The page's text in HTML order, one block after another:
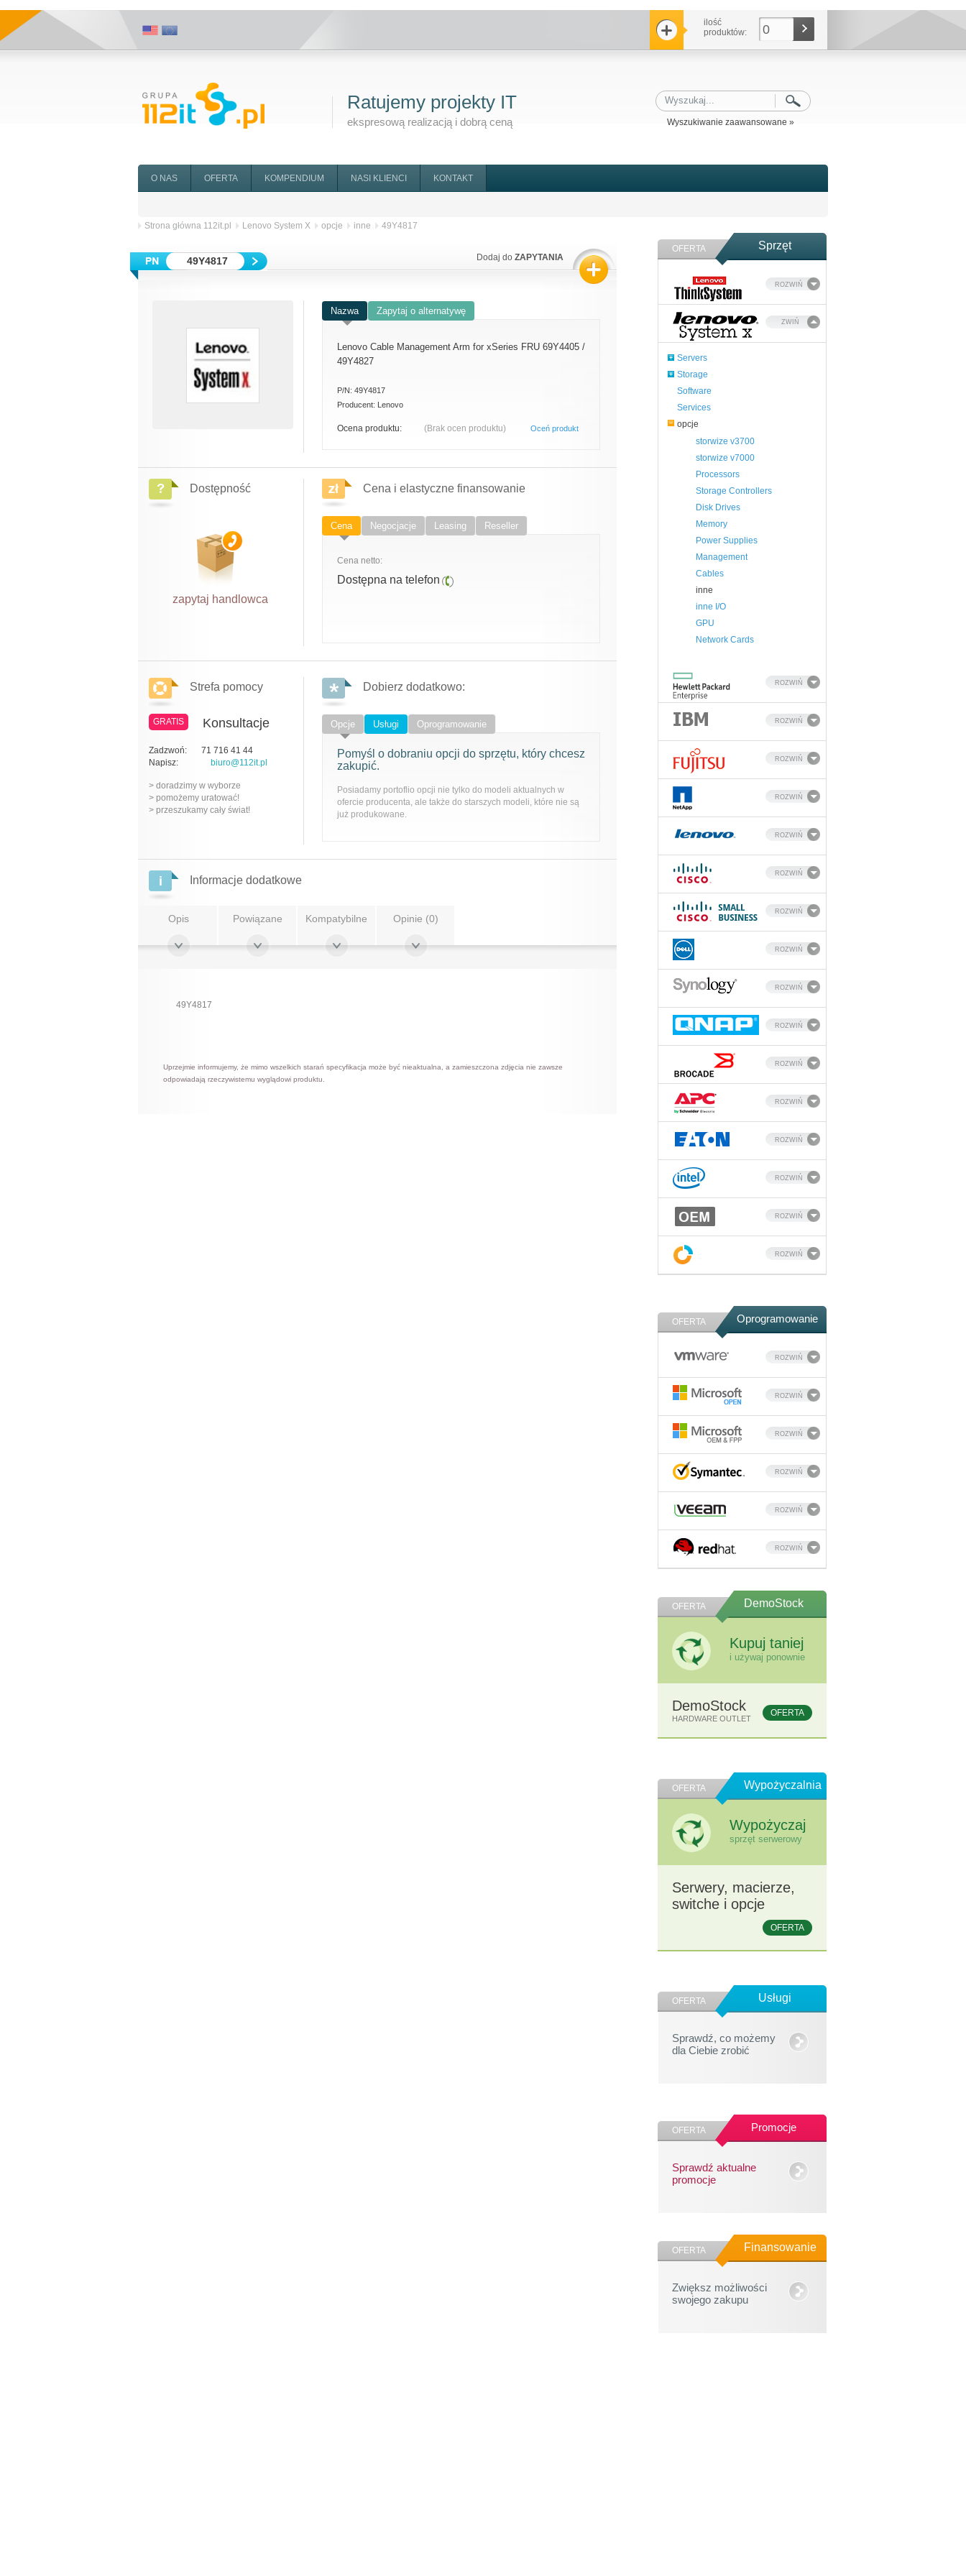
ilość
produktów:
0
Ratujemy projekty IT
ekspresową realizacją i dobrą ceną Wyszukiwanie zaawansowane »
O NAS OFERTA KOMPENDIUM NASI KLIENCI KONTAKT
OFERTA Sprzęt
ROZWIŃ
ZWIŃ
Servers
Storage
Software
Services
opcje
storwize v3700
storwize v7000
Processors
Storage Controllers
Disk Drives
Memory
Power Supplies
Management
Cables
inne
inne I/O
GPU
Network Cards
ROZWIŃ
ROZWIŃ
ROZWIŃ
ROZWIŃ
ROZWIŃ
ROZWIŃ
ROZWIŃ
ROZWIŃ
ROZWIŃ
ROZWIŃ
ROZWIŃ
ROZWIŃ
ROZWIŃ
ROZWIŃ
ROZWIŃ
ROZWIŃ
OFERTA Oprogramowanie
ROZWIŃ
ROZWIŃ
ROZWIŃ
ROZWIŃ
ROZWIŃ
ROZWIŃ
OFERTA DemoStock
Kupuj taniej
i używaj ponownie
DemoStock OFERTA
HARDWARE OUTLET
OFERTA Wypożyczalnia
Wypożyczaj
sprzęt serwerowy
Serwery, macierze,
switche i opcje
OFERTA
OFERTA Usługi
Sprawdź, co możemy
dla Ciebie zrobić
OFERTA Promocje
Sprawdź aktualne
promocje
OFERTA Finansowanie
Zwiększ możliwości
swojego zakupu
Strona główna 112it.pl Lenovo System X opcje inne 49Y4817
49Y4817 Dodaj do ZAPYTANIA
Nazwa Zapytaj o alternatywę
Lenovo Cable Management Arm for xSeries FRU 69Y4405 /
49Y4827
P/N: 49Y4817
Producent: Lenovo
Ocena produktu: (Brak ocen produktu) Oceń produkt
Dostępność
zapytaj handlowca
Cena i elastyczne finansowanie
Cena Negocjacje Leasing Reseller
Cena netto:
Dostępna na telefon
Strefa pomocy
GRATIS Konsultacje
Zadzwoń:
71 716 41 44
Napisz:
biuro@112it.pl
> doradzimy w wyborze
> pomożemy uratować!
> przeszukamy cały świat!
Dobierz dodatkowo:
Opcje Usługi Oprogramowanie
Pomyśl o dobraniu opcji do sprzętu, który chcesz
zakupić.
Posiadamy portoflio opcji nie tylko do modeli aktualnych w
ofercie producenta, ale także do starszych modeli, które nie są
już produkowane.
Informacje dodatkowe
Opis Powiązane Kompatybilne Opinie (0)
49Y4817
Uprzejmie informujemy, że mimo wszelkich starań specyfikacja może być nieaktualna, a zamieszczona zdjęcia nie zawsze
odpowiadają rzeczywistemu wyglądowi produktu.